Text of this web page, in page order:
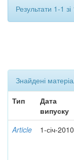
Результати 1-1
Знайдені
Тип
Дата
випуску
Article 1-січ-2010